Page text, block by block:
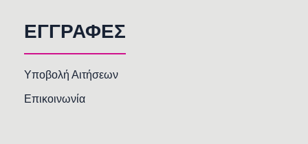
ΕΓΓΡΑΦΕΣ
Υποβολή Αιτήσεων
Επικοινωνία